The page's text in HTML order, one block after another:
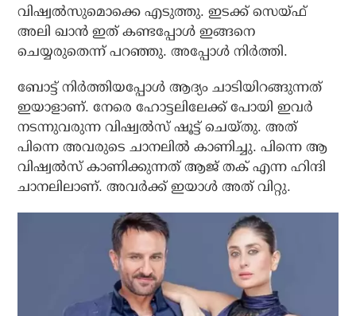
വിഷ്വല്‍സുമൊക്കെ എടുത്തു. ഇടക്ക് സെയ്ഫ്
അലി ഖാന്‍ ഇത് കണ്ടപ്പോള്‍ ഇങ്ങനെ
ചെയ്യരുതെന്ന് പറഞ്ഞു. അപ്പോള്‍ നിര്‍ത്തി.
ബോട്ട് നിര്‍ത്തിയപ്പോള്‍ ആദ്യം ചാടിയിറങ്ങുന്നത്
ഇയാളാണ്. നേരെ ഹോട്ടലിലേക്ക് പോയി ഇവര്‍
നടന്നുവരുന്ന വിഷ്വല്‍സ് ഷൂട്ട് ചെയ്തു. അത്
പിന്നെ അവരുടെ ചാനലില്‍ കാണിച്ചു. പിന്നെ ആ
വിഷ്വല്‍സ് കാണിക്കുന്നത് ആജ് തക് എന്ന ഹിന്ദി
ചാനലിലാണ്. അവര്‍ക്ക് ഇയാള്‍ അത് വിറ്റു.